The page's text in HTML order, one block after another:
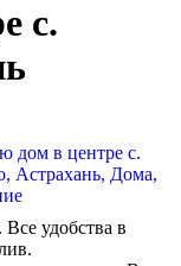
с.
удобства в